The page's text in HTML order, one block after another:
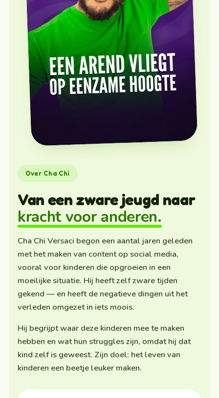
Over Cha Chi
Van een zware jeugd naar
kracht voor anderen.
Cha Chi Versaci begon een aantal jaren geleden
met het maken van content op social media,
vooral voor kinderen die opgroeien in een
moeilijke situatie. Hij heeft zelf zware tijden
gekend — en heeft de negatieve dingen uit het
verleden omgezet in iets moois.
Hij begrijpt waar deze kinderen mee te maken
hebben en wat hun struggles zijn, omdat hij dat
kind zelf is geweest. Zijn doel: het leven van
kinderen een beetje leuker maken.